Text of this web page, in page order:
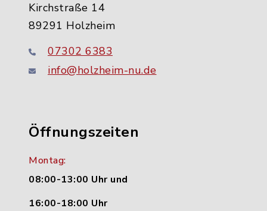
Kirchstraße 14
89291 Holzheim
07302 6383
info@holzheim-nu.de
Öffnungszeiten
Montag:
08:00-13:00 Uhr und
16:00-18:00 Uhr